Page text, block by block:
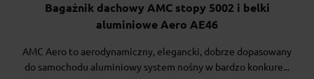
Bagażnik dachowy AMC stopy 5002 i belki
aluminiowe Aero AE46
AMC Aero to aerodynamiczny, elegancki, dobrze dopasowany
do samochodu aluminiowy system nośny w bardzo konkure...